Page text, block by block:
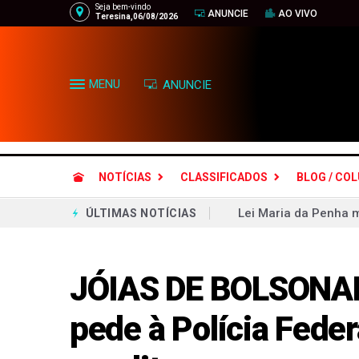
Seja bem-vindo
Teresina,06/08/2026
ANUNCIE AO VIVO
MENU ANUNCIE
NOTÍCIAS CLASSIFICADOS BLOG /
ÚLTIMAS NOTÍCIAS
Aliados respondem
Ciclone bomba no
Gilmar Mendes
Grêmio leva susto,
JÓIAS DE
pede à Polícia